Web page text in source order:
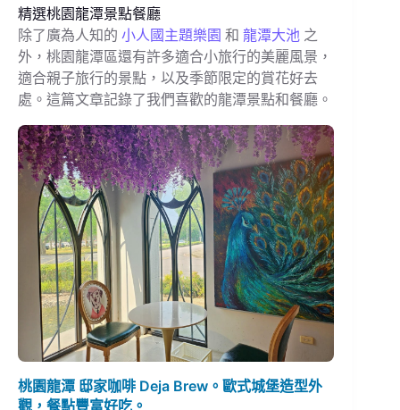
精選桃園龍潭景點餐廳
除了廣為人知的 小人國主題樂園 和 龍潭大池 之
外，桃園龍潭區還有許多適合小旅行的美麗風景，
適合親子旅行的景點，以及季節限定的賞花好去
處。這篇文章記錄了我們喜歡的龍潭景點和餐廳。
桃園龍潭 邸家咖啡 Deja Brew。歐式城堡造型外
觀，餐點豐富好吃。